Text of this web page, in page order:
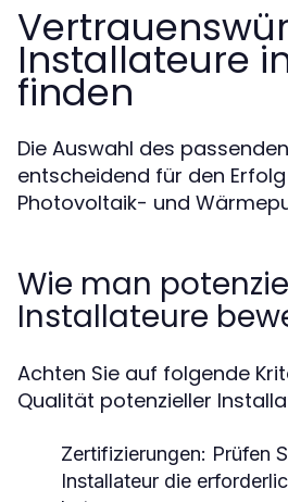
Installateure
finden
Die Auswahl des
entscheidend für den
Photovoltaik- und
Wie man
Installateure
Achten Sie auf folgende
Qualität potenzieller
Zertifizierungen: Prüfen
Installateur die